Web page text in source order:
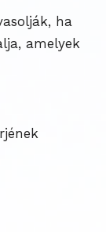
ha
amelyek